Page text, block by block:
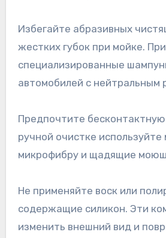
Избегайте абразивных
жестких губок при мойке.
специализированные
автомобилей с нейтральным
Предпочтите
ручной очистке используйте
микрофибру и щадящие
Не применяйте воск или
содержащие силикон. Эти
изменить внешний вид и